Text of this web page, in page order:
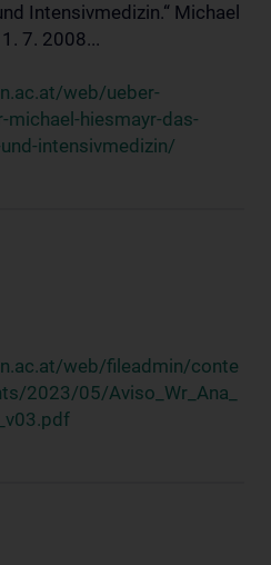
Intensivmedizin.“ Michael
7. 2008...
web/ueber-
hiesmayr-das-
intensivmedizin/
web/fileadmin/conte
2023/05/Aviso_Wr_Ana_